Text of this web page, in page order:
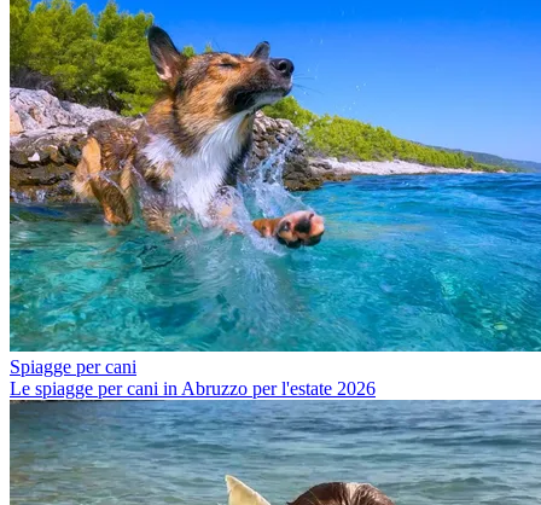
Spiagge per cani
Le spiagge per cani in Abruzzo per l'estate 2026